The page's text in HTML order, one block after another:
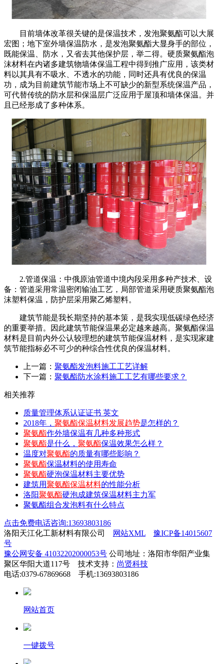
目前墙体改革很关键的是保温技术，发泡聚氨酯可以大展
宏图；地下室外墙保温防水，是发泡聚氨酯大显身手的部位，
既能保温、防水，又省去其他保护层，举二得。硬质聚氨酯泡
沫材料在内诸多建筑物墙体保温工程中得到推广应用，该类材
料以其具有不吸水、不透水的功能，同时还具有优良的保温
功，成为目前建筑节能市场上不可缺少的新型系统保温产品，
可代替传统的防水层和保温层广泛应用于屋顶和墙体保温。并
且已经形成了多种体系。
2.管道保温：中俄原油管道中境内段采用多种产技术、设
备：管道采用常温密闭输油工艺，局部管道采用硬质聚氨酯泡
沫塑料保温，防护层采用聚乙烯塑料。
建筑节能是我长期坚持的基本策，是我实现低碳绿色经济
的重要举措。因此建筑节能保温果必定越来越高。聚氨酯保温
材料是目前内外公认较理想的建筑节能保温材料，是实现家建
筑节能指标必不可少的种综合性优良的保温材料。
上一篇： 聚氨酯发泡料施工工艺详解
下一篇： 聚氨酯防水涂料施工工艺有哪些要求？
相关推荐
质量管理体系认证证书 英文
2018年， 聚氨酯保温材料发展趋势是怎样的？
聚氨酯作外墙保温有几种多种形式
聚氨酯是什么， 聚氨酯保温效果怎么样？
温度对聚氨酯的质量有哪些影响？
聚氨酯保温材料的使用寿命
聚氨酯硬泡保温材料主要优势
建筑用聚氨酯保温材料的性能分析
洛阳聚氨酯硬泡成建筑保温材料主力军
聚氨酯组合发泡料有什么特点
点击免费电话咨询:13693803186
洛阳天江化工新材料有限公司
网站XML
豫ICP备14015607
号
豫公网安备 41032202000053号 公司地址：洛阳市华阳产业集
聚区华阳大道117号 技术支持： 尚贤科技
电话:0379-67869668 手机:13693803186
网站首页
一键拨号